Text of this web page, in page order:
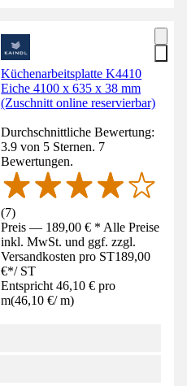
Küchenarbeitsplatte K4410
Eiche 4100 x 635 x 38 mm
(Zuschnitt online reservierbar)
Durchschnittliche Bewertung:
3.9 von 5 Sternen. 7
Bewertungen.
(7)
Preis — 189,00 € * Alle Preise
inkl. MwSt. und ggf. zzgl.
Versandkosten pro ST189,00
€*/ ST
Entspricht 46,10 € pro
m(46,10 €/ m)